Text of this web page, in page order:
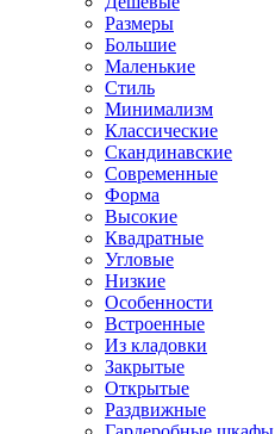
Размеры
Большие
Маленькие
Стиль
Минимализм
Классические
Скандинавские
Современные
Форма
Высокие
Квадратные
Угловые
Низкие
Особенности
Встроенные
Из кладовки
Закрытые
Открытые
Раздвижные